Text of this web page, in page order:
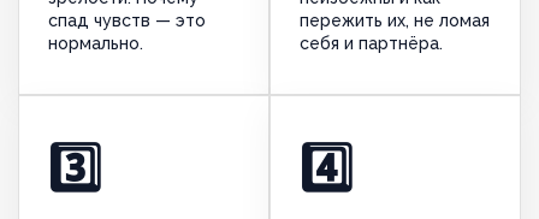
спад чувств — это
нормально.
пережить их, не ломая
себя и партнёра.
3️⃣ 4️⃣